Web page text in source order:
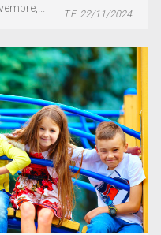
T.F. 22/11/2024